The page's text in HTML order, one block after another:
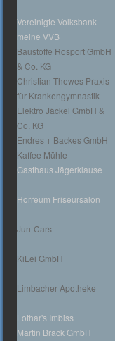
Vereinigte Volksbank -
meine VVB
Baustoffe Rosport GmbH
& Co. KG
Christian Thewes Praxis
für Krankengymnastik
Elektro Jäckel GmbH &
Co. KG
Endres + Backes GmbH
Kaffee Mühle
Gasthaus Jägerklause
Horreum Friseursalon
Jun-Cars
KiLei GmbH
Limbacher Apotheke
Lothar's Imbiss
Martin Brack GmbH